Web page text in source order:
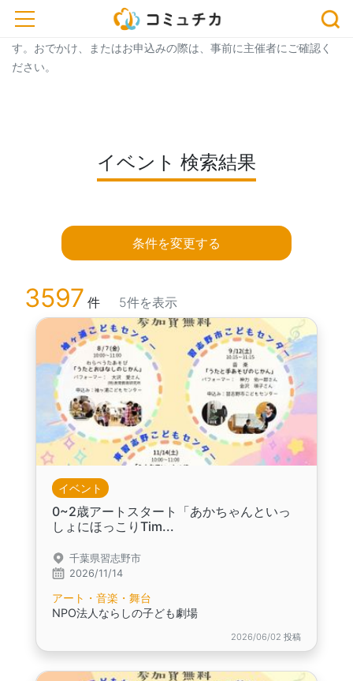
toggle navigation
トップ > イベント一覧> イベント 検索結果
※開催予定のイベントが中止・延期になっている場合がございま
す。おでかけ、またはお申込みの際は、事前に主催者にご確認く
ださい。
イベント 検索結果
条件を変更する
3597 件 5件を表示
イベント
0~2歳アートスタート「あかちゃんといっ
しょにほっこりTim...
千葉県習志野市
2026/11/14
アート・音楽・舞台
NPO法人ならしの子ども劇場
2026/06/02 投稿